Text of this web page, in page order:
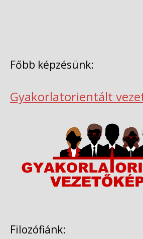
Főbb képzésünk:
Gyakorlatorientált
Filozófiánk: